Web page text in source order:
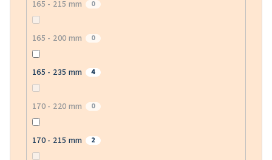
165 - 215 mm 0
165 - 200 mm 0
165 - 235 mm 4
170 - 220 mm 0
170 - 215 mm 2